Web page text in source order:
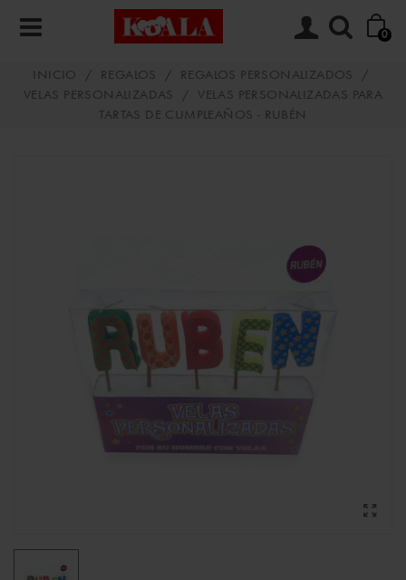
0
INICIO / REGALOS / REGALOS PERSONALIZADOS
/
VELAS PERSONALIZADAS
/
VELAS PERSONALIZADAS PARA
TARTAS DE CUMPLEAÑOS - RUBÉN